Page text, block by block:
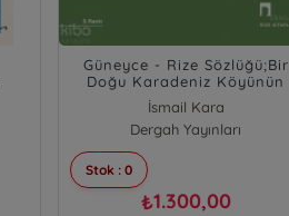
Güneyce - Rize Sözlüğü;Bir
Doğu Karadeniz Köyünün
Hafızası ve Nâtıkası
İsmail Kara
Dergah Yayınları
Stok : 0
₺1.300,00